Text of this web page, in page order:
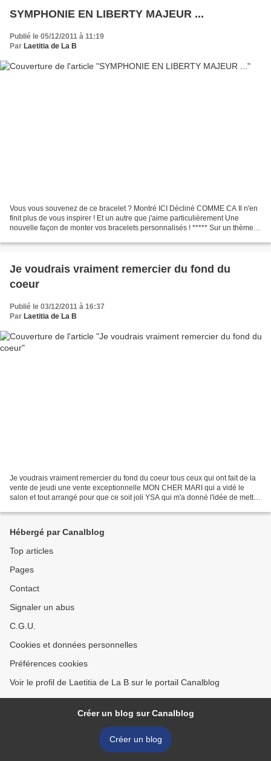
SYMPHONIE EN LIBERTY MAJEUR ...
Publié le 05/12/2011 à 11:19
Par Laetitia de La B
Vous vous souvenez de ce bracelet ? Montré ICI Décliné COMME CA Il n'en
finit plus de vous inspirer ! Et un autre que j'aime particulièrement Une
nouvelle façon de monter vos bracelets personnalisés ! ***** Sur un thème
Je voudrais vraiment remercier du fond du
coeur
Publié le 03/12/2011 à 16:37
Par Laetitia de La B
Je voudrais vraiment remercier du fond du coeur tous ceux qui ont fait de la
vente de jeudi une vente exceptionnelle MON CHER MARI qui a vidé le
salon et tout arrangé pour que ce soit joli YSA qui m'a donné l'idée de mettre
Hébergé par Canalblog
Top articles
Pages
Contact
Signaler un abus
C.G.U.
Cookies et données personnelles
Préférences cookies
Voir le profil de Laetitia de La B sur le portail Canalblog
Créer un blog sur Canalblog
Créer un blog